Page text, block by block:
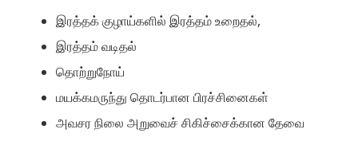
இரத்தக் குழாய்களில் இரத்தம் உறைதல்,
இரத்தம் வடிதல்
தொற்றுநோய்
மயக்கமருந்து தொடர்பான பிரச்சினைகள்
அவசர நிலை அறுவைச் சிகிச்சைக்கான தேவை